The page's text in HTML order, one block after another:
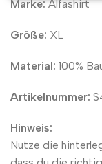
Marke:Alfashirt
Größe: XL
Material: 100%
Artikelnummer:
Hinweis:
Nutze die